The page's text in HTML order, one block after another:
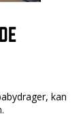
kan